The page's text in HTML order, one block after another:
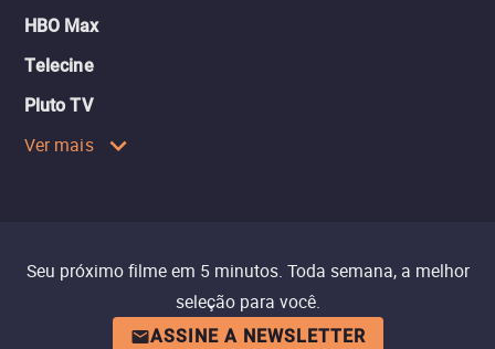
HBO Max
Telecine
Pluto TV
Ver mais
Seu próximo filme em 5 minutos. Toda semana, a melhor
seleção para você.
ASSINE A NEWSLETTER